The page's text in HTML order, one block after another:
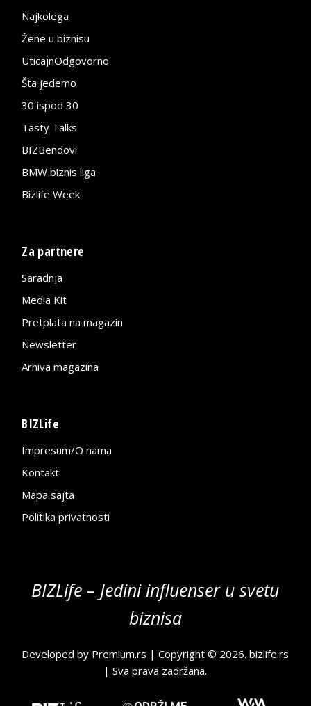
Najkolega
Žene u biznisu
UticajnOdgovorno
Šta jedemo
30 ispod 30
Tasty Talks
BIZBendovi
BMW biznis liga
Bizlife Week
Za partnere
Saradnja
Media Kit
Pretplata na magazin
Newsletter
Arhiva magazina
BIZLife
Impresum/O nama
Kontakt
Mapa sajta
Politika privatnosti
BIZLife – Jedini influenser u svetu
biznisa
Developed by Premium.rs | Copyright © 2026.bizlife.rs
| Sva prava zadržana.